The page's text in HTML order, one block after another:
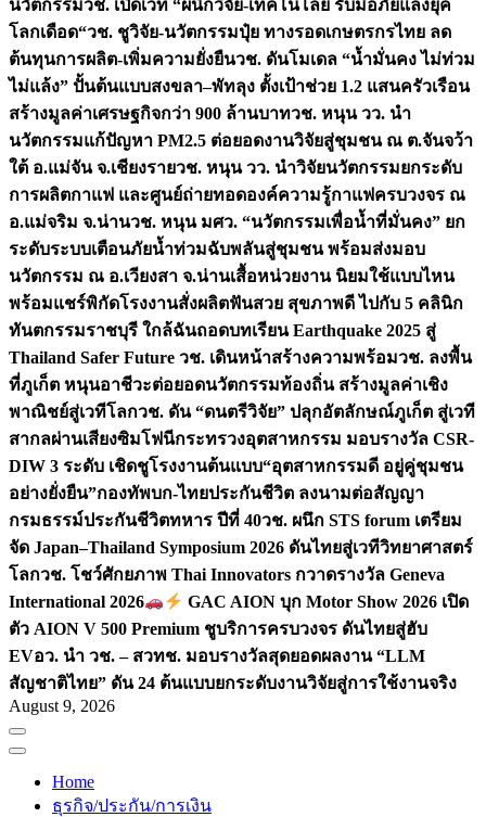
นวัตกรรมวช. เปิดเวที “ผนึกวิจัย-เทคโนโลยี รับมือภัยแล้งยุค
โลกเดือด“วช. ชูวิจัย-นวัตกรรมปุ๋ย ทางรอดเกษตรกรไทย ลด
ต้นทุนการผลิต-เพิ่มความยั่งยืนวช. ดันโมเดล “น้ำมั่นคง ไม่ท่วม
ไม่แล้ง” ปั้นต้นแบบสงขลา–พัทลุง ตั้งเป้าช่วย 1.2 แสนครัวเรือน
สร้างมูลค่าเศรษฐกิจกว่า 900 ล้านบาทวช. หนุน วว. นำ
นวัตกรรมแก้ปัญหา PM2.5 ต่อยอดงานวิจัยสู่ชุมชน ณ ต.จันจว้า
ใต้ อ.แม่จัน จ.เชียงรายวช. หนุน วว. นำวิจัยนวัตกรรมยกระดับ
การผลิตกาแฟ และศูนย์ถ่ายทอดองค์ความรู้กาแฟครบวงจร ณ
อ.แม่จริม จ.น่านวช. หนุน มศว. “นวัตกรรมเพื่อน้ำที่มั่นคง” ยก
ระดับระบบเตือนภัยน้ำท่วมฉับพลันสู่ชุมชน พร้อมส่งมอบ
นวัตกรรม ณ อ.เวียงสา จ.น่านเสื้อหน่วยงาน นิยมใช้แบบไหน
พร้อมแชร์พิกัดโรงงานสั่งผลิตฟันสวย สุขภาพดี ไปกับ 5 คลินิก
ทันตกรรมราชบุรี ใกล้ฉันถอดบทเรียน Earthquake 2025 สู่
Thailand Safer Future วช. เดินหน้าสร้างความพร้อมวช. ลงพื้น
ที่ภูเก็ต หนุนอาชีวะต่อยอดนวัตกรรมท้องถิ่น สร้างมูลค่าเชิง
พาณิชย์สู่เวทีโลกวช. ดัน “ดนตรีวิจัย” ปลุกอัตลักษณ์ภูเก็ต สู่เวที
สากลผ่านเสียงซิมโฟนีกระทรวงอุตสาหกรรม มอบรางวัล CSR-
DIW 3 ระดับ เชิดชูโรงงานต้นแบบ“อุตสาหกรรมดี อยู่คู่ชุมชน
อย่างยั่งยืน”กองทัพบก-ไทยประกันชีวิต ลงนามต่อสัญญา
กรมธรรม์ประกันชีวิตทหาร ปีที่ 40วช. ผนึก STS forum เตรียม
จัด Japan–Thailand Symposium 2026 ดันไทยสู่เวทีวิทยาศาสตร์
โลกวช. โชว์ศักยภาพ Thai Innovators กวาดรางวัล Geneva
International 2026
GAC AION บุก Motor Show 2026 เปิด
ตัว AION V 500 Premium ชูบริการครบวงจร ดันไทยสู่ฮับ
EVอว. นำ วช. – สวทช. มอบรางวัลสุดยอดผลงาน “LLM
สัญชาติไทย” ดัน 24 ต้นแบบยกระดับงานวิจัยสู่การใช้งานจริง
August 9, 2026
Home
ธุรกิจ/ประกัน/การเงิน